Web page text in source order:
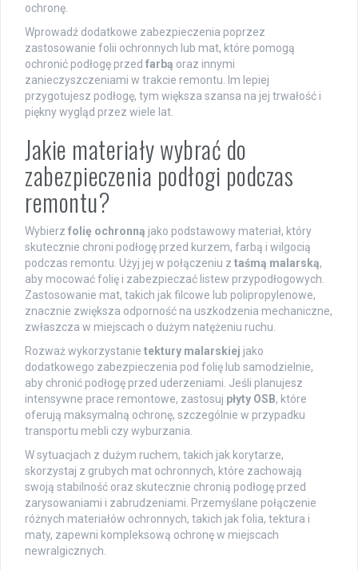
ochronę.
Wprowadź dodatkowe zabezpieczenia poprzez
zastosowanie folii ochronnych lub mat, które pomogą
ochronić podłogę przed farbą oraz innymi
zanieczyszczeniami w trakcie remontu. Im lepiej
przygotujesz podłogę, tym większa szansa na jej trwałość i
piękny wygląd przez wiele lat.
Jakie materiały wybrać do
zabezpieczenia podłogi podczas
remontu?
Wybierz folię ochronną jako podstawowy materiał, który
skutecznie chroni podłogę przed kurzem, farbą i wilgocią
podczas remontu. Użyj jej w połączeniu z taśmą malarską,
aby mocować folię i zabezpieczać listew przypodłogowych.
Zastosowanie mat, takich jak filcowe lub polipropylenowe,
znacznie zwiększa odporność na uszkodzenia mechaniczne,
zwłaszcza w miejscach o dużym natężeniu ruchu.
Rozważ wykorzystanie tektury malarskiej jako
dodatkowego zabezpieczenia pod folię lub samodzielnie,
aby chronić podłogę przed uderzeniami. Jeśli planujesz
intensywne prace remontowe, zastosuj płyty OSB, które
oferują maksymalną ochronę, szczególnie w przypadku
transportu mebli czy wyburzania.
W sytuacjach z dużym ruchem, takich jak korytarze,
skorzystaj z grubych mat ochronnych, które zachowają
swoją stabilność oraz skutecznie chronią podłogę przed
zarysowaniami i zabrudzeniami. Przemyślane połączenie
różnych materiałów ochronnych, takich jak folia, tektura i
maty, zapewni kompleksową ochronę w miejscach
newralgicznych.